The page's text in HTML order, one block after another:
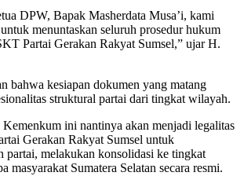
DPW, Bapak Masherdata Musa’i, kami
menuntaskan seluruh prosedur hukum
Partai Gerakan Rakyat Sumsel,” ujar H.
bahwa kesiapan dokumen yang matang
struktural partai dari tingkat wilayah.
ini nantinya akan menjadi legalitas
Gerakan Rakyat Sumsel untuk
partai, melakukan konsolidasi ke tingkat
masyarakat Sumatera Selatan secara resmi.